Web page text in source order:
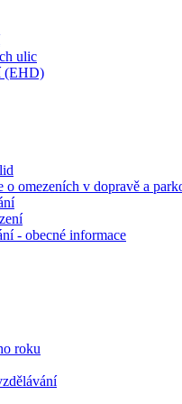
ulic
(EHD)
o omezeních v dopravě a
- obecné informace
roku